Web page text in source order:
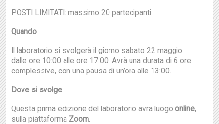
POSTI LIMITATI: massimo 20 partecipanti
Quando
Il laboratorio si svolgerà il giorno sabato 22 maggio
dalle ore 10:00 alle ore 17:00. Avrà una durata di 6 ore
complessive, con una pausa di un’ora alle 13:00.
Dove si svolge
Questa prima edizione del laboratorio avrà luogoonline,
sulla piattaforma Zoom.